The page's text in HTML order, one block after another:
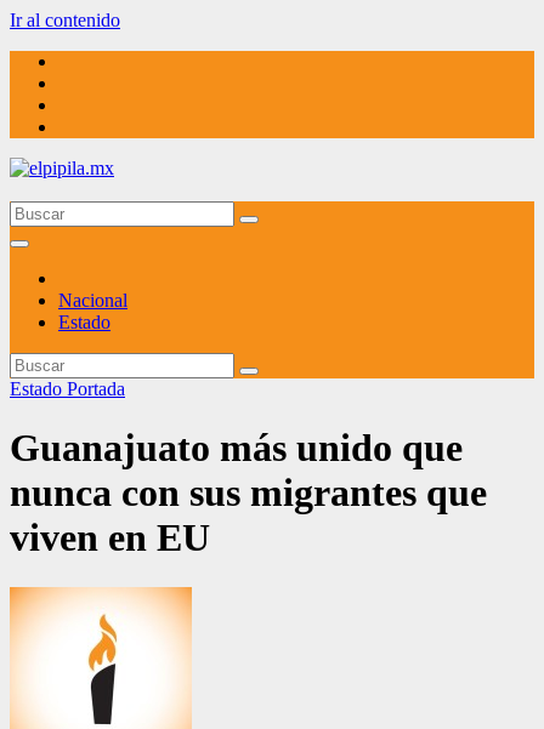
Ir al contenido
elpipila.mx
El pipila mx
Nacional
Estado
Estado Portada
Guanajuato más unido que
nunca con sus migrantes que
viven en EU